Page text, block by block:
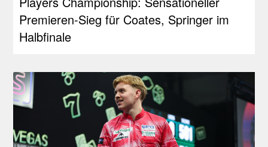
Premieren-Sieg für Coates, Springer im
Halbfinale